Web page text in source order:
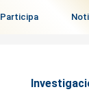
Participa